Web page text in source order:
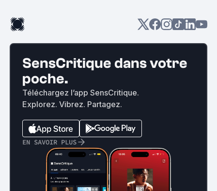
SensCritique dans votre
poche.
Téléchargez l’app SensCritique.
Explorez. Vibrez. Partagez.
EN SAVOIR PLUS